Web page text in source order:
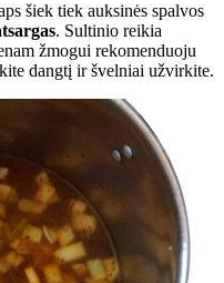
šiek tiek auksinės spalvos
. Sultinio reikia
žmogui rekomenduoju
dangtį ir švelniai užvirkite.